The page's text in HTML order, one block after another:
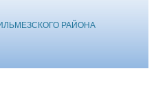
РАЙОНА